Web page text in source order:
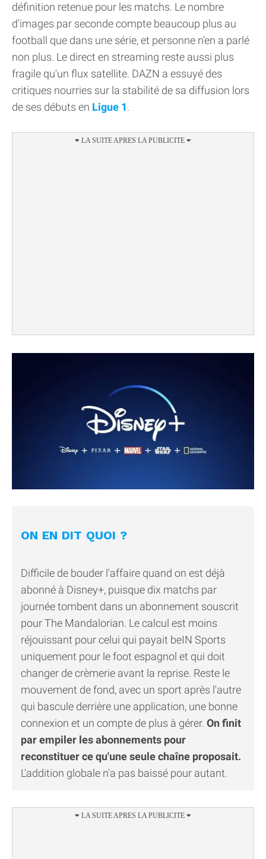
définition retenue pour les matchs. Le nombre
d'images par seconde compte beaucoup plus au
football que dans une série, et personne n'en a parlé
non plus. Le direct en streaming reste aussi plus
fragile qu'un flux satellite. DAZN a essuyé des
critiques nourries sur la stabilité de sa diffusion lors
de ses débuts en Ligue 1.
ON EN DIT QUOI ?
Difficile de bouder l'affaire quand on est déjà
abonné à Disney+, puisque dix matchs par
journée tombent dans un abonnement souscrit
pour The Mandalorian. Le calcul est moins
réjouissant pour celui qui payait beIN Sports
uniquement pour le foot espagnol et qui doit
changer de crèmerie avant la reprise. Reste le
mouvement de fond, avec un sport après l'autre
qui bascule derrière une application, une bonne
connexion et un compte de plus à gérer. On finit
par empiler les abonnements pour
reconstituer ce qu'une seule chaîne proposait.
L'addition globale n'a pas baissé pour autant.